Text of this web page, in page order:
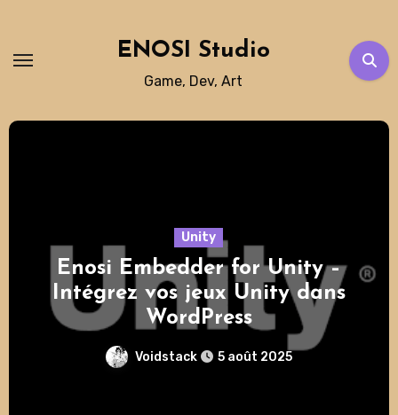
content
ENOSI Studio
Game, Dev, Art
Unity
Enosi Embedder for Unity –
Intégrez vos jeux Unity dans
WordPress
Voidstack 5 août 2025